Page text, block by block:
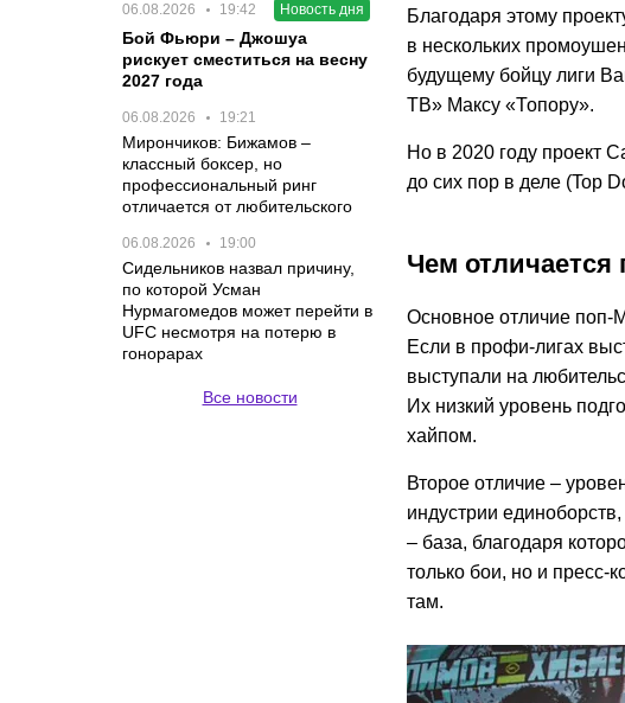
Благодаря этому
в нескольких
будущему бойцу лиги
ТВ» Максу «Топору».
Но в 2020 году проект
до сих пор в деле (Top
Чем
Основное отличие
Если в профи-лигах
выступали на
Их низкий уровень
хайпом.
Второе отличие –
индустрии
– база, благодаря
только бои, но и пресс-
там.
06.08.2026 19:42 Новость дня
Бой Фьюри – Джошуа
рискует сместиться на весну
2027 года
06.08.2026 19:21
Мирончиков: Бижамов –
классный боксер, но
профессиональный ринг
отличается от любительского
06.08.2026 19:00
Сидельников назвал причину,
по которой Усман
Нурмагомедов может перейти в
UFC несмотря на потерю в
гонорарах
Все новости